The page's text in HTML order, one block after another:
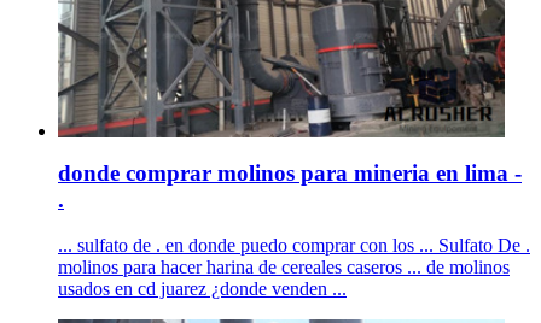
donde comprar molinos para mineria en lima -
.
... sulfato de . en donde puedo comprar con los ... Sulfato De .
molinos para hacer harina de cereales caseros ... de molinos
usados en cd juarez ¿donde venden ...